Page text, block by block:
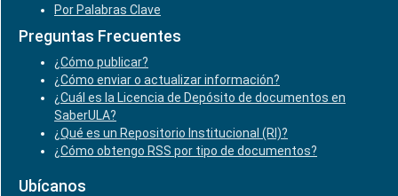
Por Palabras Clave
Preguntas Frecuentes
¿Cómo publicar?
¿Cómo enviar o actualizar información?
¿Cuál es la Licencia de Depósito de documentos en
SaberULA?
¿Qué es un Repositorio Institucional (RI)?
¿Cómo obtengo RSS por tipo de documentos?
Ubícanos